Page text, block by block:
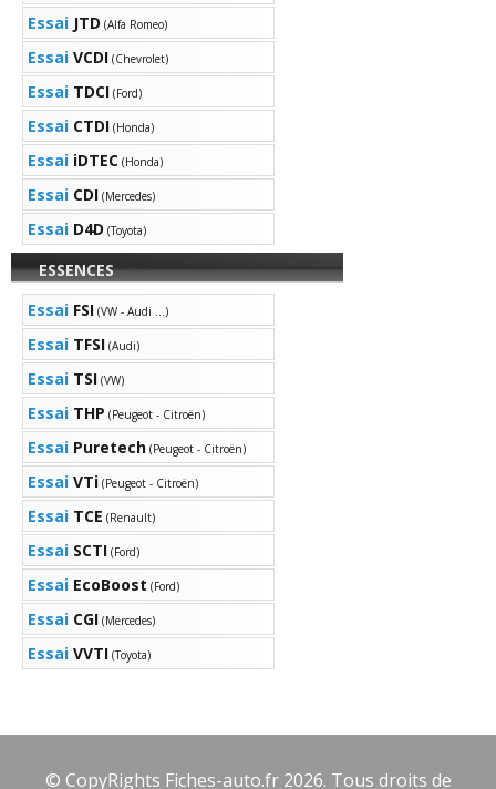
Essai JTD (Alfa Romeo)
EssaiVCDI (Chevrolet)
Essai TDCI (Ford)
Essai CTDI (Honda)
Essai iDTEC (Honda)
Essai CDI (Mercedes)
Essai D4D (Toyota)
ESSENCES
Essai FSI (VW - Audi ...)
Essai TFSI (Audi)
Essai TSI (VW)
Essai THP (Peugeot - Citroën)
Essai Puretech (Peugeot - Citroën)
EssaiVTi (Peugeot - Citroën)
Essai TCE (Renault)
Essai SCTI (Ford)
Essai EcoBoost (Ford)
Essai CGI (Mercedes)
EssaiVVTI (Toyota)
© CopyRights Fiches-auto.fr 2026. Tous droits de